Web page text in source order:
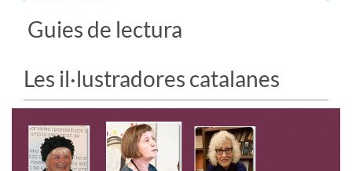
Guies de lectura
Les il·lustradores catalanes